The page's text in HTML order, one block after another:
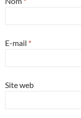
E-mail *
Site web